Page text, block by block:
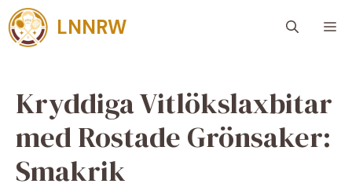
Skip
to
content
LNNRW
Kryddiga Vitlökslaxbitar
med Rostade Grönsaker:
Smakrik